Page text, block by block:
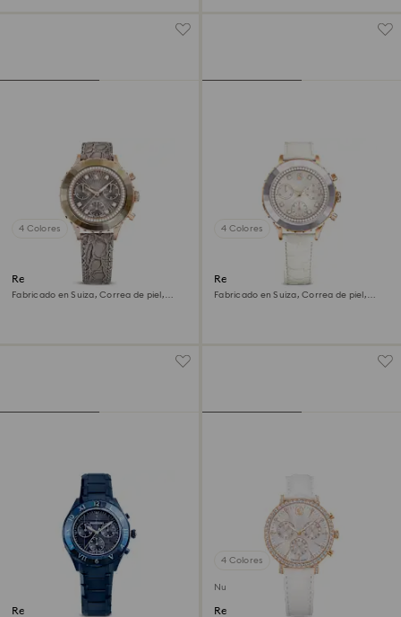
4 Colores
Reloj Octea chrono
Fabricado en Suiza, Correa de piel,
4 Colores
Reloj Octea chrono
Fabricado en Suiza, Correa de piel,
Reloj Dextera chrono
4 Colores
Nuevo
Reloj Matrix tennis chrono